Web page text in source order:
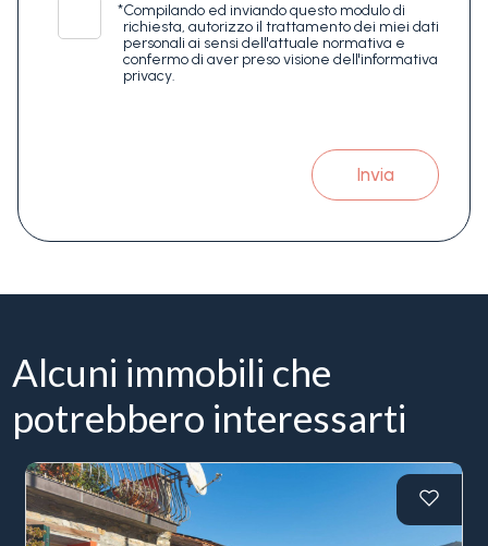
*Compilando ed inviando questo modulo di
richiesta, autorizzo il trattamento dei miei dati
personali ai sensi dell'attuale normativa e
confermo di aver preso visione dell'informativa
privacy.
Invia
Alcuni immobili che
potrebbero interessarti